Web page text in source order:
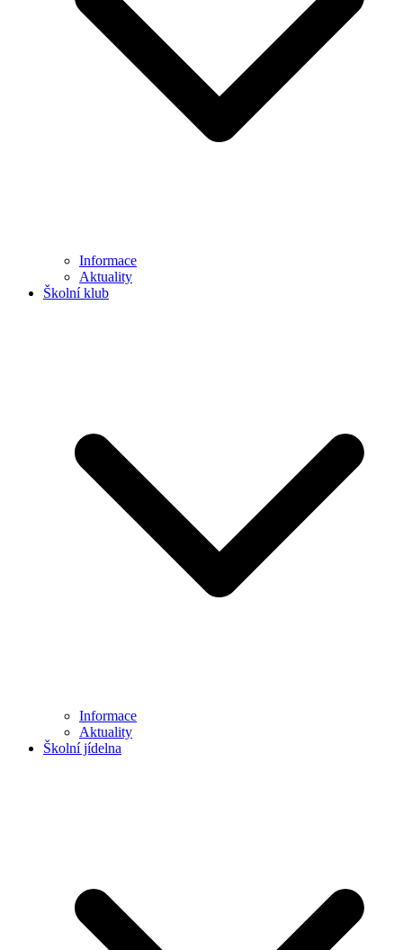
Informace
Aktuality
Školní klub
Informace
Aktuality
Školní jídelna